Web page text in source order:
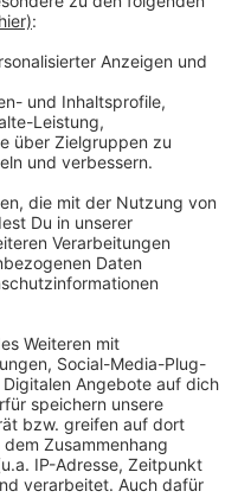
und die
wer etwas beobachtet
Bonn 15-0.
der